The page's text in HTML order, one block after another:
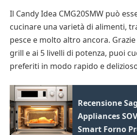
Il Candy Idea CMG20SMW può
cucinare una varietà di alimenti,
pesce e molto altro ancora.
grill e ai 5 livelli di potenza, puoi
preferiti in modo rapido e
Recensione
Appliances
Smart Forno